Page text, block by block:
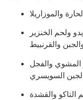
ولحم الخنزير
المشوي والفجل
والقشدة